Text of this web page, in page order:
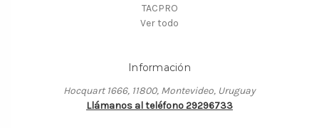
TACPRO
Ver todo
Información
Hocquart 1666, 11800, Montevideo, Uruguay
Llámanos al teléfono 29296733